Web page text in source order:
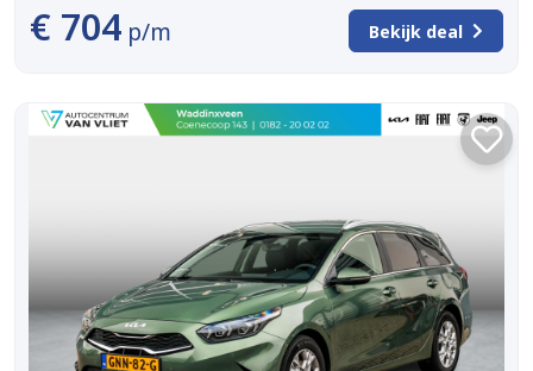
€ 704 p/m Bekijk deal